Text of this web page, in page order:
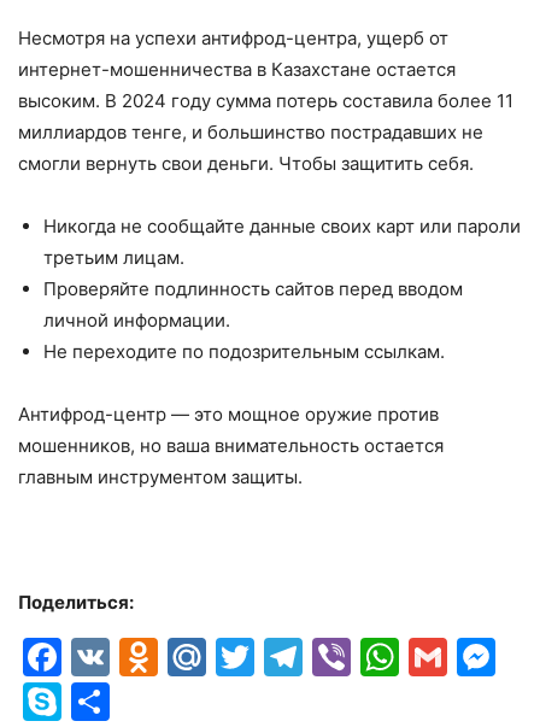
Несмотря на успехи антифрод-центра, ущерб от
интернет-мошенничества в Казахстане остается
высоким. В 2024 году сумма потерь составила более 11
миллиардов тенге, и большинство пострадавших не
смогли вернуть свои деньги. Чтобы защитить себя.
Никогда не сообщайте данные своих карт или пароли
третьим лицам.
Проверяйте подлинность сайтов перед вводом
личной информации.
Не переходите по подозрительным ссылкам.
Антифрод-центр — это мощное оружие против
мошенников, но ваша внимательность остается
главным инструментом защиты.
Поделиться:
Facebook
VK Odnoklassniki
Mail.Ru
Twitter
Telegram
Viber
Skype